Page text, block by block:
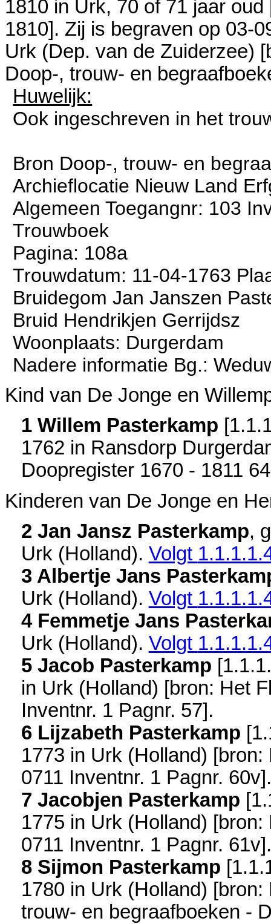
1810 in Urk, 70 of 71 jaar oud
1810]. Zij is begraven op 03-
Urk (Dep. van de Zuiderzee) [
Doop-, trouw- en
Huwelijk:
Ook ingeschreven in het
Bron Doop-, trouw- en
Archieflocatie Nieuw Land
Algemeen Toegangnr: 103
Trouwboek
Pagina: 108a
Trouwdatum: 11-04-1763
Bruidegom Jan Janszen
Bruid Hendrikjen Gerrijdsz
Woonplaats: Durgerdam
Nadere informatie Bg.:
Kind van De Jonge en
1 Willem Pasterkamp [
1762 in Ransdorp
Doopregister 1670 - 1811
Kinderen van De Jonge en
2 Jan Jansz Pasterkamp,
Urk (Holland). Volgt
3 Albertje Jans
Urk (Holland). Volgt
4 Femmetje Jans
Urk (Holland). Volgt
5 Jacob Pasterkamp [
in Urk (Holland) [bron: Het
Inventnr. 1 Pagnr. 57].
6 Lijzabeth Pasterkamp [
1773 in Urk (Holland) [bron:
0711 Inventnr. 1 Pagnr. 60v].
7 Jacobjen Pasterkamp [
1775 in Urk (Holland) [bron:
0711 Inventnr. 1 Pagnr. 61v].
8 Sijmon Pasterkamp [
1780 in Urk (Holland) [bron:
trouw- en begraafboeken -